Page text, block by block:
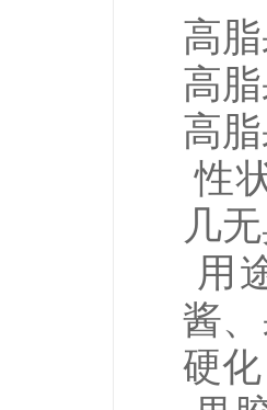
高
高
高
性
几
用
酱
硬